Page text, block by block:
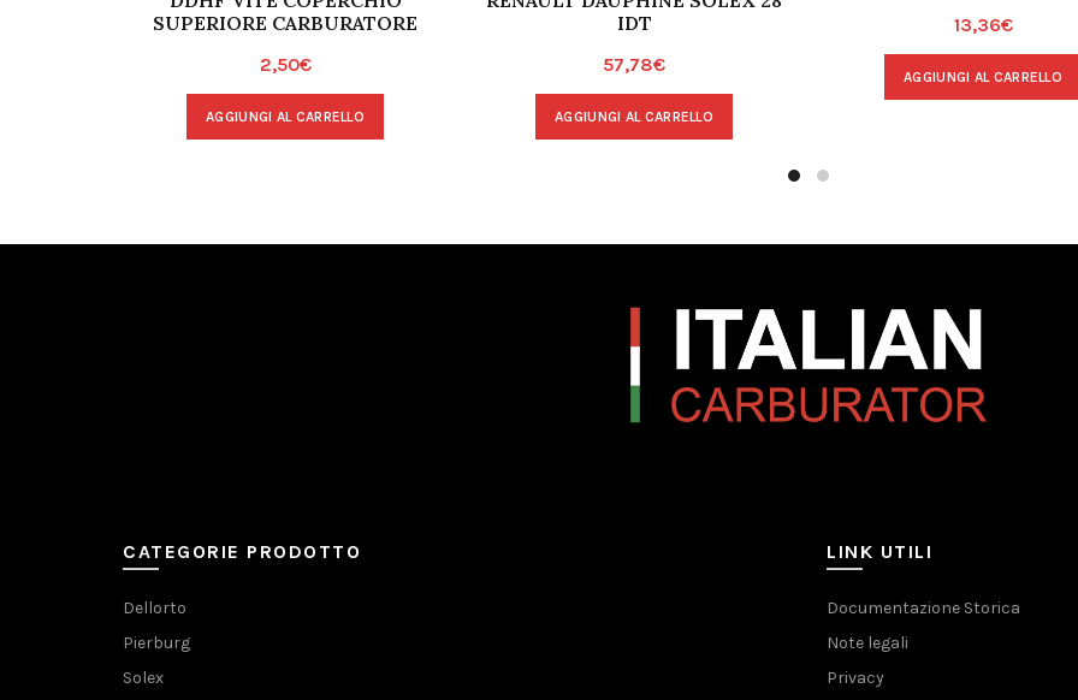
SUPERIORE CARBURATORE
2,50€
AGGIUNGI AL CARRELLO
IDT
57,78€
AGGIUNGI AL CARRELLO
13,36€
AGGIUNGI AL CARRELLO
CATEGORIE PRODOTTO
Dellorto
Pierburg
Solex
LINK UTILI
Documentazione Storica
Note legali
Privacy